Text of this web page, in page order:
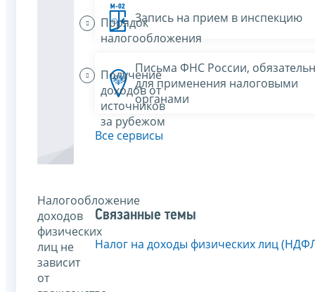
Порядок
налогообложения
Получение
доходов от
источников
за рубежом
Налогообложение
доходов
физических
лиц не
зависит
от
Запись на прием в инспекцию
Письма ФНС России,
для применения налоговыми
органами
Все сервисы
Связанные темы
Налог на доходы физических лиц